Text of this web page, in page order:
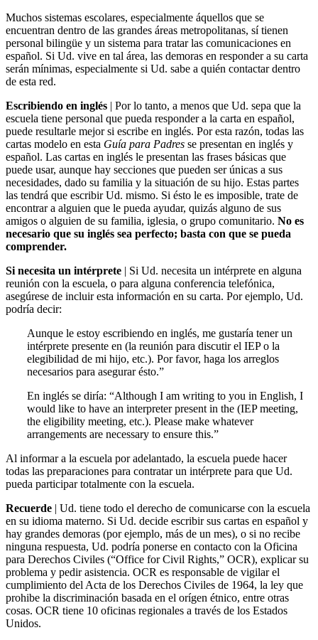
Muchos sistemas escolares, especialmente áquellos que se
encuentran dentro de las grandes áreas metropolitanas, sí tienen
personal bilingüe y un sistema para tratar las comunicaciones en
español. Si Ud. vive en tal área, las demoras en responder a su carta
serán mínimas, especialmente si Ud. sabe a quién contactar dentro
de esta red.
Escribiendo en inglés | Por lo tanto, a menos que Ud. sepa que la
escuela tiene personal que pueda responder a la carta en español,
puede resultarle mejor si escribe en inglés. Por esta razón, todas las
cartas modelo en esta Guía para Padres se presentan en inglés y
español. Las cartas en inglés le presentan las frases básicas que
puede usar, aunque hay secciones que pueden ser únicas a sus
necesidades, dado su familia y la situación de su hijo. Estas partes
las tendrá que escribir Ud. mismo. Si ésto le es imposible, trate de
encontrar a alguien que le pueda ayudar, quizás alguno de sus
amigos o alguien de su familia, iglesia, o grupo comunitario. No es
necesario que su inglés sea perfecto; basta con que se pueda
comprender.
Si necesita un intérprete | Si Ud. necesita un intérprete en alguna
reunión con la escuela, o para alguna conferencia telefónica,
asegúrese de incluir esta información en su carta. Por ejemplo, Ud.
podría decir:
Aunque le estoy escribiendo en inglés, me gustaría tener un
intérprete presente en (la reunión para discutir el IEP o la
elegibilidad de mi hijo, etc.). Por favor, haga los arreglos
necesarios para asegurar ésto.”
En inglés se diría: “Although I am writing to you in English, I
would like to have an interpreter present in the (IEP meeting,
the eligibility meeting, etc.). Please make whatever
arrangements are necessary to ensure this.”
Al informar a la escuela por adelantado, la escuela puede hacer
todas las preparaciones para contratar un intérprete para que Ud.
pueda participar totalmente con la escuela.
Recuerde | Ud. tiene todo el derecho de comunicarse con la escuela
en su idioma materno. Si Ud. decide escribir sus cartas en español y
hay grandes demoras (por ejemplo, más de un mes), o si no recibe
ninguna respuesta, Ud. podría ponerse en contacto con la Oficina
para Derechos Civiles (“Office for Civil Rights,” OCR), explicar su
problema y pedir asistencia. OCR es responsable de vigilar el
cumplimiento del Acta de los Derechos Civiles de 1964, la ley que
prohibe la discriminación basada en el orígen étnico, entre otras
cosas. OCR tiene 10 oficinas regionales a través de los Estados
Unidos.